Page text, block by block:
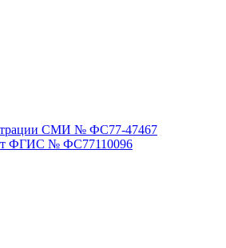
СМИ № ФС77-47467
ФГИС № ФС77110096